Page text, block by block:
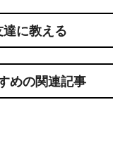
達に教える
めの関連記事